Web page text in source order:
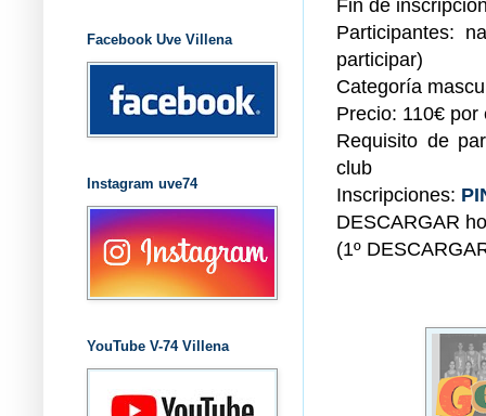
Fin de
Participantes:
participar)
Categoría
Precio: 110€ por
Requisito de
club
Inscripciones:
DESCARGAR
(1º
Facebook Uve Villena
Instagram uve74
YouTube V-74 Villena